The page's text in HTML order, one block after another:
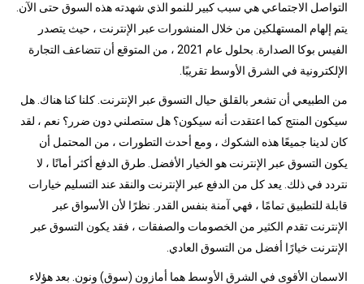
التواصل الاجتماعي هي سبب كبير للنمو الذي شهدته هذه السوق حتى الآن.
يتم إلهام المستهلكين من خلال المنشورات عبر الإنترنت ، حيث يتصدر
الفيس بوكا الصدارة. بحلول عام 2021 ، من المتوقع أن تتضاعف التجارة
الإلكترونية في الشرق الأوسط تقريبًا.
من الطبيعي أن تشعر بالقلق حيال التسوق عبر الإنترنت. كلنا كنا هناك. هل
سيكون المنتج كما اعتقدت أنه سيكون؟ هل ستصلني دون ضرر؟ نعم ، لقد
كان لدينا جميعًا هذه الشكوك ، ومع أحدث التطورات ، من المحتمل أن
يكون التسوق عبر الإنترنت هو الخيار الأفضل. طرق الدفع أكثر أمانًا ، لا
نتردد في ذلك. يعد كل من الدفع عبر الإنترنت والنقد عند التسليم خيارات
قابلة للتطبيق تمامًا ، فهي آمنة بنفس القدر. نظرًا لأن الأسواق عبر
الإنترنت تقدم الكثير من الخصومات والصفقات ، فقد يكون التسوق عبر
الإنترنت خيارًا أفضل من التسوق العادي.
الاسمان الأقوى في الشرق الأوسط هما أمازون (سوق) ونون. بعد هؤلاء